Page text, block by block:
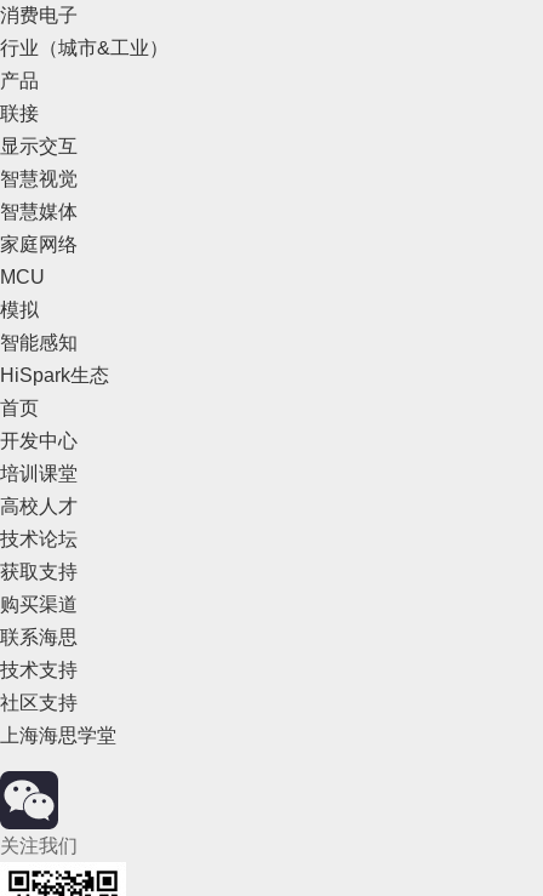
消费电子
行业（城市&工业）
产品
联接
显示交互
智慧视觉
智慧媒体
家庭网络
MCU
模拟
智能感知
HiSpark生态
首页
开发中心
培训课堂
高校人才
技术论坛
获取支持
购买渠道
联系海思
技术支持
社区支持
上海海思学堂
关注我们